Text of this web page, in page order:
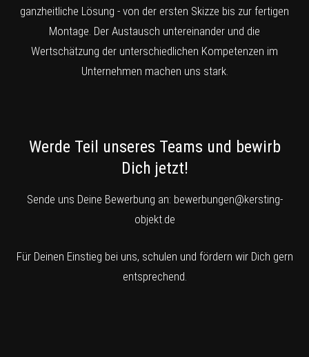
ganzheitliche Lösung - von der ersten Skizze bis zur fertigen
Montage. Der Austausch untereinander und die
Wertschätzung der unterschiedlichen Kompetenzen im
Unternehmen machen uns stark.
Werde Teil unseres Teams und bewirb
Dich jetzt!
Sende uns Deine Bewerbung an: bewerbungen@kersting-
objekt.de
Für Deinen Einstieg bei uns, schulen und fördern wir Dich gern
entsprechend.